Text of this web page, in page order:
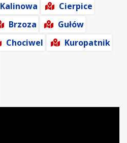
Kalinowa
Cierpice
Brzoza
Gułów
Chociwel Kuropatnik